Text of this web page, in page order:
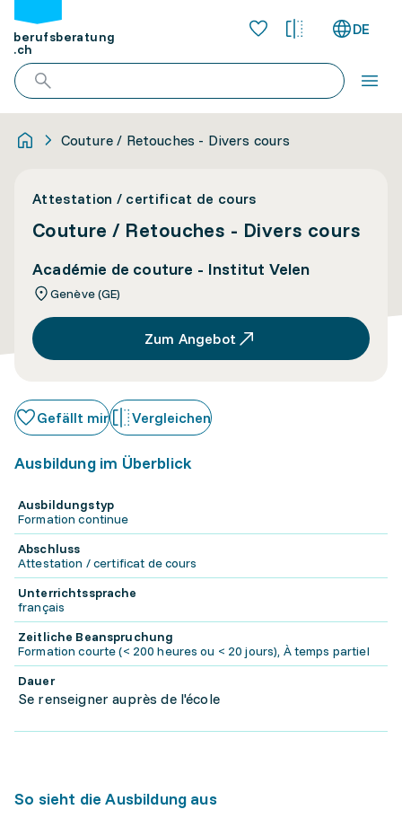
berufsberatung
.ch
DE
Couture / Retouches - Divers cours
Attestation / certificat de cours
Couture / Retouches - Divers cours
Académie de couture - Institut Velen
Genève (GE)
Zum Angebot
Gefällt mir Vergleichen
Ausbildung im Überblick
Ausbildungstyp
Formation continue
Abschluss
Attestation / certificat de cours
Unterrichtssprache
français
Zeitliche Beanspruchung
Formation courte (< 200 heures ou < 20 jours), À temps partiel
Dauer
Se renseigner auprès de l'école
So sieht die Ausbildung aus